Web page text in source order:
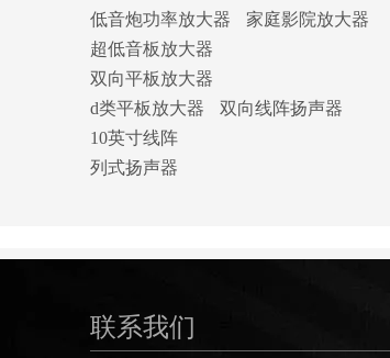
低音炮功率放大器
家庭影院放大器
超低音板放大器
双向平板放大器
d类平板放大器
双向线阵扬声器
10英寸线阵
列式扬声器
联系我们